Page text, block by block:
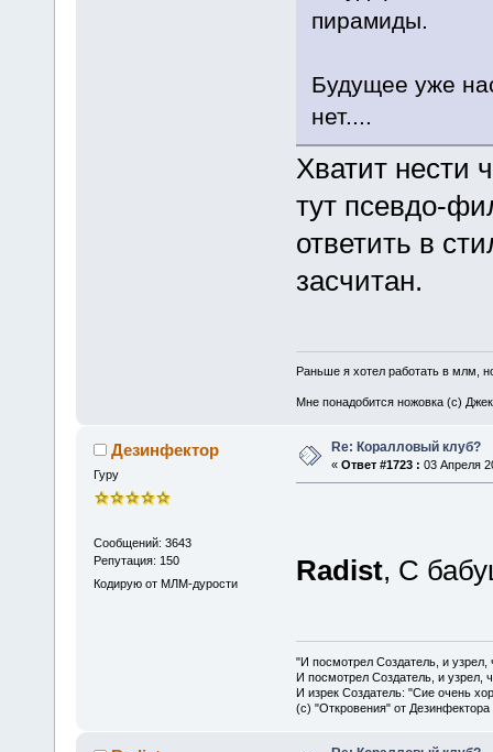
пирамиды.
Будущее уже
нет....
Хватит нести
тут псевдо-
ответить в
засчитан.
Раньше я хотел работать в млм,
Мне понадобится ножовка (с)
Дезинфектор
Гуру
Сообщений: 3643
Репутация: 150
Кодирую от МЛМ-дурости
Re: Коралловый клуб?
« Ответ #1723 : 03 Апреля
Radist, С
"И посмотрел Создатель, и
И посмотрел Создатель, и узрел,
И изрек Создатель: "Сие очень
(с) "Откровения" от Дезинфектора